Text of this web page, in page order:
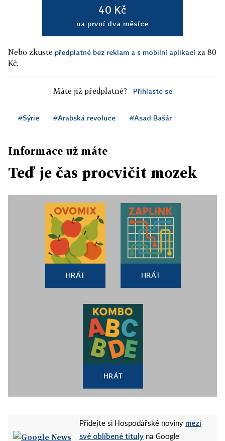
40 Kč
na první dva měsíce
Nebo zkuste předplatné bez reklam a s mobilní aplikací za 80
Kč.
Máte již předplatné? Přihlaste se
#Sýrie #Arabská revoluce #Asad Bašár
Informace už máte
Teď je čas procvičit mozek
HRÁT HRÁT
HRÁT
Přidejte si Hospodářské noviny mezi
své oblíbené tituly na Google